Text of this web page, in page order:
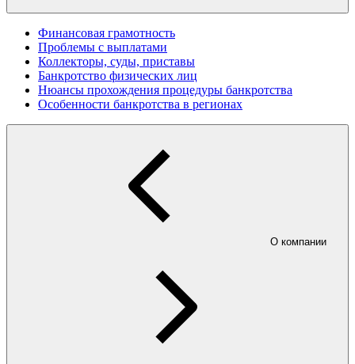
Финансовая грамотность
Проблемы с выплатами
Коллекторы, суды, приставы
Банкротство физических лиц
Нюансы прохождения процедуры банкротства
Особенности банкротства в регионах
О компании